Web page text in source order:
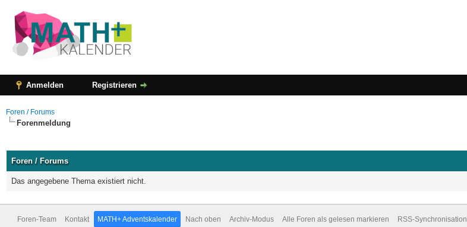
Anmelden Registrieren
Foren / Forums
Forenmeldung
Foren / Forums
Das angegebene Thema existiert nicht.
Foren-Team Kontakt MATH+ Adventskalender Nach oben Archiv-Modus Alle Foren als gelesen markieren RSS-Synchronisation